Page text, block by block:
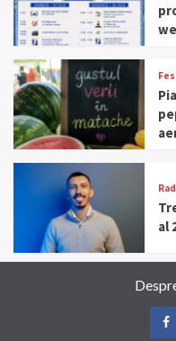
al